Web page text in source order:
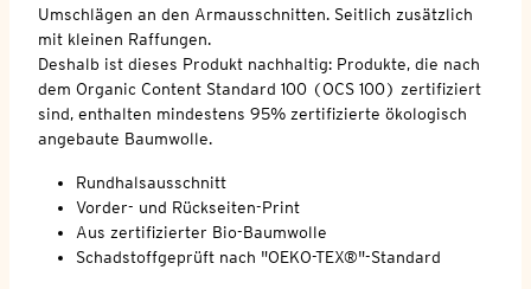
Umschlägen an den Armausschnitten. Seitlich zusätzlich
mit kleinen Raffungen.
Deshalb ist dieses Produkt nachhaltig: Produkte, die nach
dem Organic Content Standard 100 (OCS 100) zertifiziert
sind, enthalten mindestens 95% zertifizierte ökologisch
angebaute Baumwolle.
Rundhalsausschnitt
Vorder- und Rückseiten-Print
Aus zertifizierter Bio-Baumwolle
Schadstoffgeprüft nach "OEKO-TEX®"-Standard